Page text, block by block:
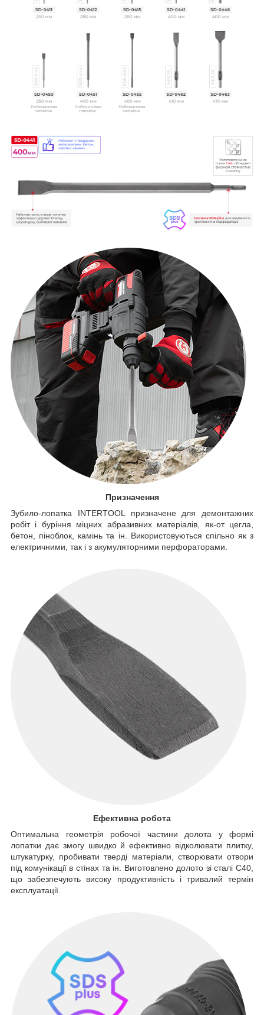
Призначення
Зубило-лопатка INTERTOOL призначене для демонтажних
робіт і буріння міцних абразивних матеріалів, як-от цегла,
бетон, піноблок, камінь та ін. Використовуються спільно як з
електричними, так і з акумуляторними перфораторами.
Ефективна робота
Оптимальна геометрія робочої частини долота у формі
лопатки дає змогу швидко й ефективно відколювати плитку,
штукатурку, пробивати тверді матеріали, створювати отвори
під комунікації в стінах та ін. Виготовлено долото зі сталі С40,
що забезпечують високу продуктивність і тривалий термін
експлуатації.